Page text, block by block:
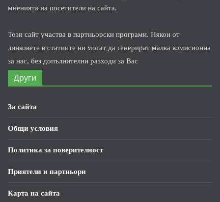
мненията на посетители на сайта.
Този сайт участва в партньорски програми. Някои от
линковете в статиите ни могат да генерират малка комисионна
за нас, без допълнителни разходи за Вас
Други
За сайта
Общи условия
Политика за поверителност
Приятели и партньори
Карта на сайта